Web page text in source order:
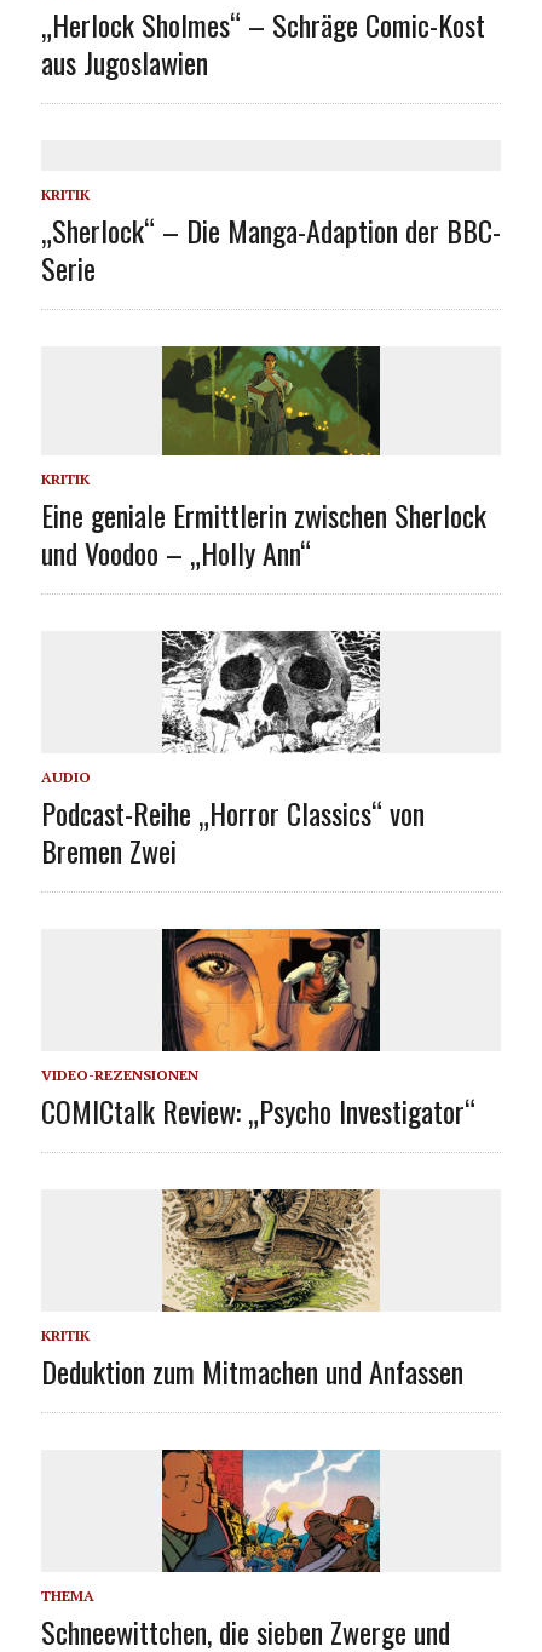
„Herlock Sholmes“ – Schräge Comic-Kost
aus Jugoslawien
KRITIK
„Sherlock“ – Die Manga-Adaption der BBC-
Serie
KRITIK
Eine geniale Ermittlerin zwischen Sherlock
und Voodoo – „Holly Ann“
AUDIO
Podcast-Reihe „Horror Classics“ von
Bremen Zwei
VIDEO-REZENSIONEN
COMICtalk Review: „Psycho Investigator“
KRITIK
Deduktion zum Mitmachen und Anfassen
THEMA
Schneewittchen, die sieben Zwerge und